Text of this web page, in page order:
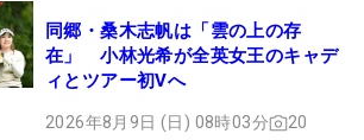
同郷・桑木志帆は「雲の上の存
在」 小林光希が全英女王のキャデ
ィとツアー初Vへ
2026年8月9日 (日) 08時03分 20